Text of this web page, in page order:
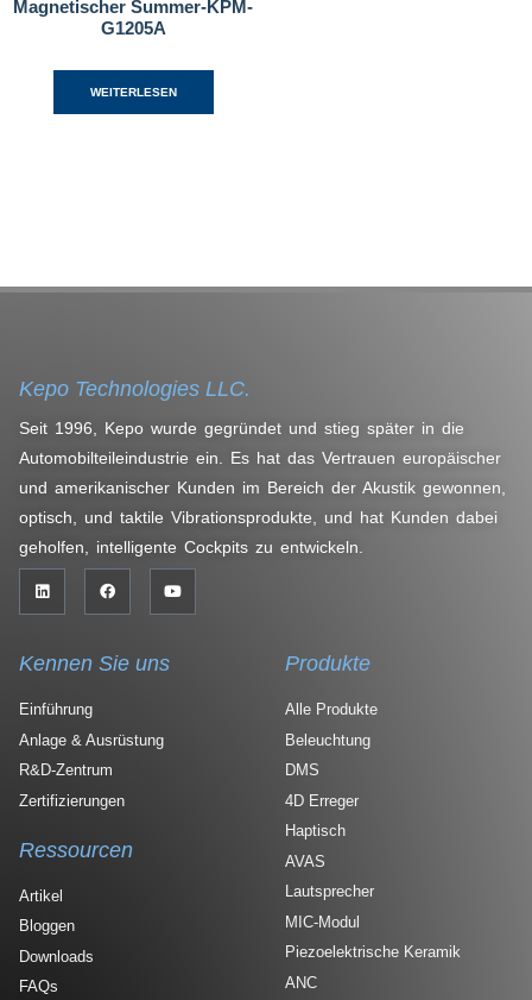
Magnetischer Summer-KPM-
G1205A
WEITERLESEN
Kepo Technologies LLC.
Seit 1996, Kepo wurde gegründet und stieg später in die
Automobilteileindustrie ein. Es hat das Vertrauen europäischer
und amerikanischer Kunden im Bereich der Akustik gewonnen,
optisch, und taktile Vibrationsprodukte, und hat Kunden dabei
geholfen, intelligente Cockpits zu entwickeln.
Kennen Sie uns
Einführung
Anlage & Ausrüstung
R&D-Zentrum
Zertifizierungen
Produkte
Alle Produkte
Beleuchtung
DMS
4D Erreger
Haptisch
AVAS
Lautsprecher
MIC-Modul
Piezoelektrische Keramik
ANC
Ressourcen
Artikel
Bloggen
Downloads
FAQs